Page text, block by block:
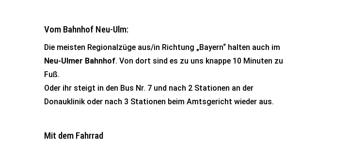
Vom Bahnhof Neu-Ulm:
Die meisten Regionalzüge aus/in Richtung „Bayern“ halten auch im
Neu-Ulmer Bahnhof. Von dort sind es zu uns knappe 10 Minuten zu
Fuß.
Oder ihr steigt in den Bus Nr. 7 und nach 2 Stationen an der
Donauklinik oder nach 3 Stationen beim Amtsgericht wieder aus.
Mit dem Fahrrad